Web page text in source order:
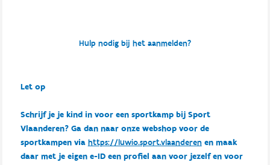
Hulp nodig bij het aanmelden?
Let op
Schrijf je je kind in voor een sportkamp bij Sport
Vlaanderen? Ga dan naar onze webshop voor de
sportkampen via https://luwio.sport.vlaanderenen maak
daar met je eigen e-ID een profiel aan voor jezelf en voor